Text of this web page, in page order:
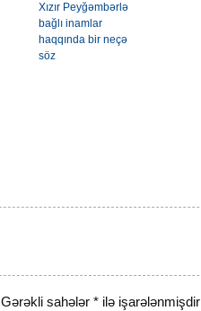
Xızır Peyğəmbərlə
bağlı inamlar
haqqında bir neçə
söz
Gərəkli sahələr* ilə işarələnmişdir